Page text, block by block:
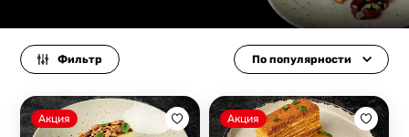
Фильтр По популярности
Акция Акция